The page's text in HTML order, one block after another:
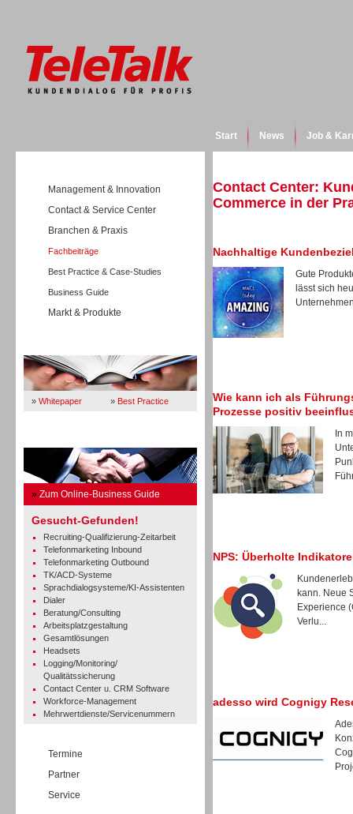
Start News Job &
Management & Innovation
Contact & Service Center
Branchen & Praxis
Fachbeiträge
Best Practice & Case-Studies
Business Guide
Markt & Produkte
» Whitepaper » Best Practice
» Zum Online-Business Guide
Gesucht-Gefunden!
Recruiting-Qualifizierung-Zeitarbeit
Telefonmarketing Inbound
Telefonmarketing Outbound
TK/ACD-Systeme
Sprachdialogsysteme/KI-Assistenten
Dialer
Beratung/Consulting
Arbeitsplatzgestaltung
Gesamtlösungen
Headsets
Logging/Monitoring/
Qualitätssicherung
Contact Center u. CRM Software
Workforce-Management
Mehrwertdienste/Servicenummern
Termine
Partner
Service
Contact Center:
Commerce in der
Nachhaltige
Gute
lässt sich
Wie kann ich als
Prozesse positiv
In
NPS: Überholte
kann. Neue
Experience
Verlu...
adesso wird Cognigy